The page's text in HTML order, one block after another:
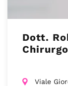
Dott.
Viale